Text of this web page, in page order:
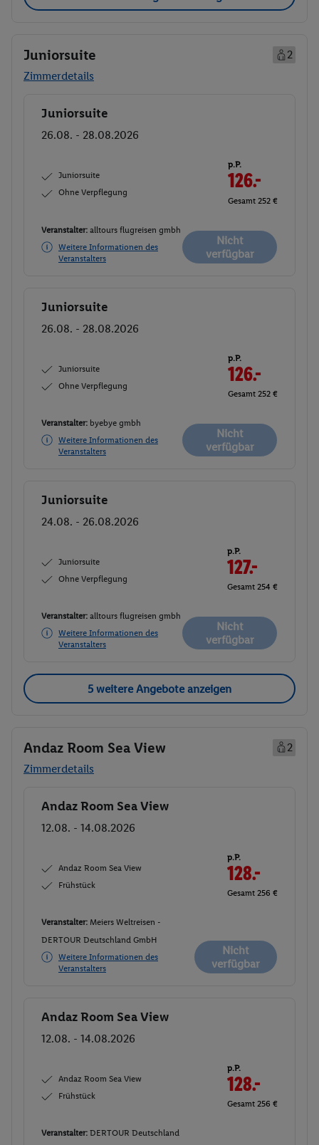
Juniorsuite
2
Zimmerdetails
Buchen
Juniorsuite
26.08. - 28.08.2026
Juniorsuite
Ohne Verpflegung
p.P.
126.-
Gesamt 252 €
Veranstalter: alltours flugreisen gmbh
Weitere Informationen des
Veranstalters
Nicht
verfügbar
Buchen
Juniorsuite
26.08. - 28.08.2026
Juniorsuite
Ohne Verpflegung
p.P.
126.-
Gesamt 252 €
Veranstalter: byebye gmbh
Weitere Informationen des
Veranstalters
Nicht
verfügbar
Buchen
Juniorsuite
24.08. - 26.08.2026
Juniorsuite
Ohne Verpflegung
p.P.
127.-
Gesamt 254 €
Veranstalter: alltours flugreisen gmbh
Weitere Informationen des
Veranstalters
Nicht
verfügbar
5 weitere Angebote anzeigen
Andaz Room Sea View
2
Zimmerdetails
Buchen
Andaz Room Sea View
12.08. - 14.08.2026
Andaz Room Sea View
Frühstück
p.P.
128.-
Gesamt 256 €
Veranstalter: Meiers Weltreisen -
DERTOUR Deutschland GmbH
Weitere Informationen des
Veranstalters
Nicht
verfügbar
Buchen
Andaz Room Sea View
12.08. - 14.08.2026
Andaz Room Sea View
Frühstück
p.P.
128.-
Gesamt 256 €
Veranstalter: DERTOUR Deutschland